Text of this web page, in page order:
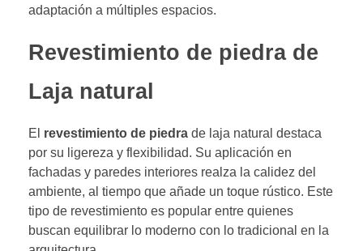
adaptación a múltiples espacios.
Revestimiento de piedra de
Laja natural
El revestimiento de piedra de laja natural destaca
por su ligereza y flexibilidad. Su aplicación en
fachadas y paredes interiores realza la calidez del
ambiente, al tiempo que añade un toque rústico. Este
tipo de revestimiento es popular entre quienes
buscan equilibrar lo moderno con lo tradicional en la